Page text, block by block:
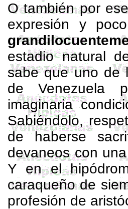
O también por
expresión y
estadio natural
sabe que uno de
de Venezuela
imaginaria
Sabiéndolo,
de haberse
devaneos con
Y en el
caraqueño de
profesión de